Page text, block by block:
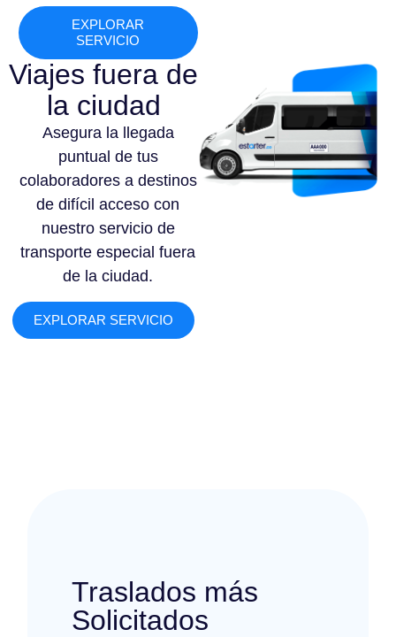
EXPLORAR
SERVICIO
Viajes fuera de
la ciudad
Asegura la llegada
puntual de tus
colaboradores a destinos
de difícil acceso con
nuestro servicio de
transporte especial fuera
de la ciudad.
EXPLORAR SERVICIO
Traslados más
Solicitados